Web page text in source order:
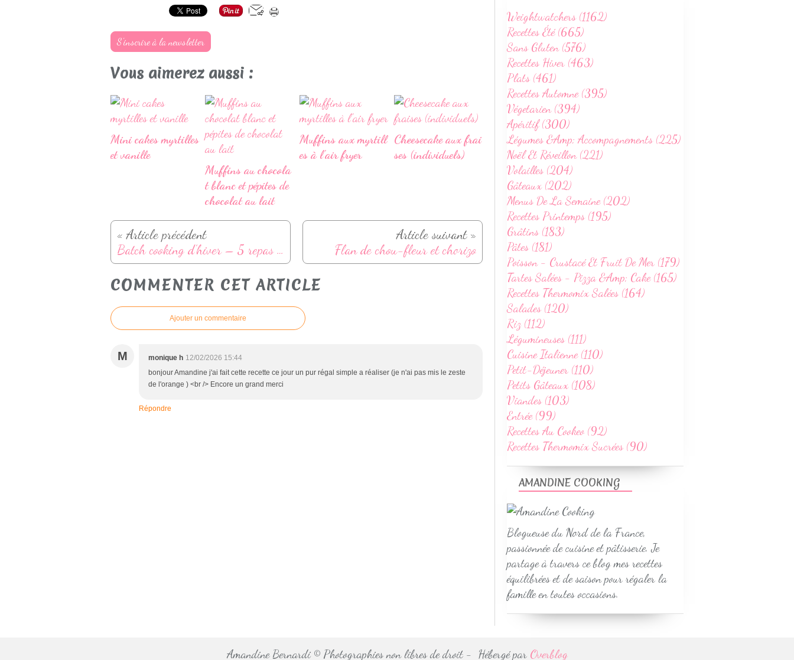
S'inscrire à la newsletter
Vous aimerez aussi :
Mini cakes myrtilles
et vanille
Muffins au chocola
t blanc et pépites de
chocolat au lait
Muffins aux myrtill
es à l'air fryer
Cheesecake aux frai
ses (individuels)
« Article précédent
Batch cooking d’hiver – 5 repas maison pour la semaine
Article suivant »
Flan de chou-fleur et chorizo
COMMENTER CET ARTICLE
Ajouter un commentaire
M monique h 12/02/2026 15:44
bonjour Amandine j'ai fait cette recette ce jour un pur régal simple a réaliser (je n'ai pas mis le zeste
de l'orange ) <br /> Encore un grand merci
Répondre
AMANDINE COOKING
Blogueuse du Nord de la France,
passionnée de cuisine et pâtisserie. Je
partage à travers ce blog mes recettes
équilibrées et de saison pour régaler la
famille en toutes occasions.
Weightwatchers (1162)
Recettes Été (665)
Sans Gluten (576)
Recettes Hiver (463)
Plats (461)
Recettes Automne (395)
Végetarien (394)
Apéritif (300)
Légumes &Amp; Accompagnements (225)
Noël Et Réveillon (221)
Volailles (204)
Gâteaux (202)
Menus De La Semaine (202)
Recettes Printemps (195)
Grâtins (183)
Pâtes (181)
Poisson - Crustacé Et Fruit De Mer (179)
Tartes Salées - Pizza &Amp; Cake (165)
Recettes Thermomix Salées (164)
Salades (120)
Riz (112)
Légumineuses (111)
Cuisine Italienne (110)
Petit-Déjeuner (110)
Petits Gâteaux (108)
Viandes (103)
Entrée (99)
Recettes Au Cookeo (92)
Recettes Thermomix Sucrées (90)
Amandine Bernardi © Photographies non libres de droit - Hébergé par Overblog